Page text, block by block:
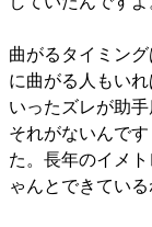
曲がるタイミン
に曲がる人もい
いったズレが助
それがないんで
た。長年のイメ
ゃんとできてい